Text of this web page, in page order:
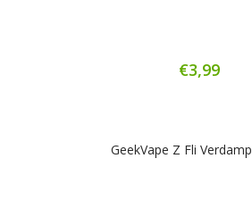
€3,99
GeekVape Z Fli